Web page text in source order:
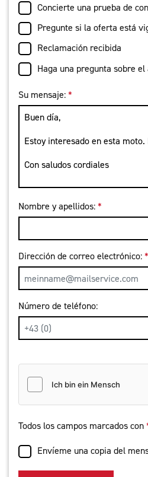
Concierte una prueba de
Pregunte si la oferta está
Reclamación recibida
Haga una pregunta sobre el
Su mensaje: *
Nombre y apellidos: *
Dirección de correo electrónico: *
Número de teléfono:
Todos los campos marcados con
Envíeme una copia del